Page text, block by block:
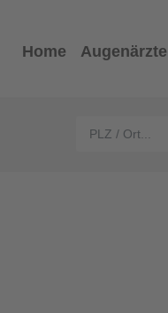
Home Augenärzte